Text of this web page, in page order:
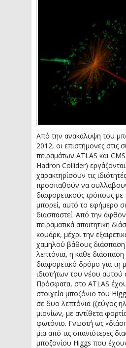
Από την ανακάλυψη του
2012, οι επιστήμονες στις
πειραμάτων ATLAS και
Hadron Collider)
χαρακτηρίσουν τις
προσπαθούν να
διαφορετικούς τρόπους με
μπορεί, αυτό το εφήμερο
διασπαστεί. Από την
πειραματικά απαιτητική
κουάρκ, μέχρι την
χαμηλού βάθους
λεπτόνια, η κάθε
διαφορετικό δρόμο για τη
ιδιοτήτων του νέου αυτού
Πρόσφατα, στο ATLAS
στοιχεία μποζόνιο του
σε δυο λεπτόνια (ζεύγος
μιονίων, με αντίθετα
φωτόνιο. Γνωστή ως
μια από τις σπανιότερες
μποζονίου Higgs που